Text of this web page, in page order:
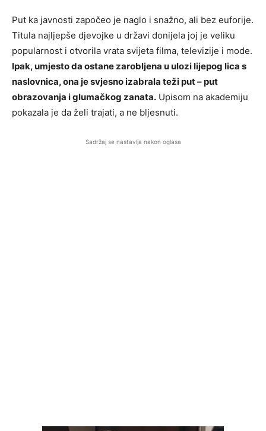
Put ka javnosti započeo je naglo i snažno, ali bez euforije.
Titula najljepše djevojke u državi donijela joj je veliku
popularnost i otvorila vrata svijeta filma, televizije i mode.
Ipak, umjesto da ostane zarobljena u ulozi lijepog lica s
naslovnica, ona je svjesno izabrala teži put – put
obrazovanja i glumačkog zanata. Upisom na akademiju
pokazala je da želi trajati, a ne bljesnuti.
Sadržaj se nastavlja nakon oglasa